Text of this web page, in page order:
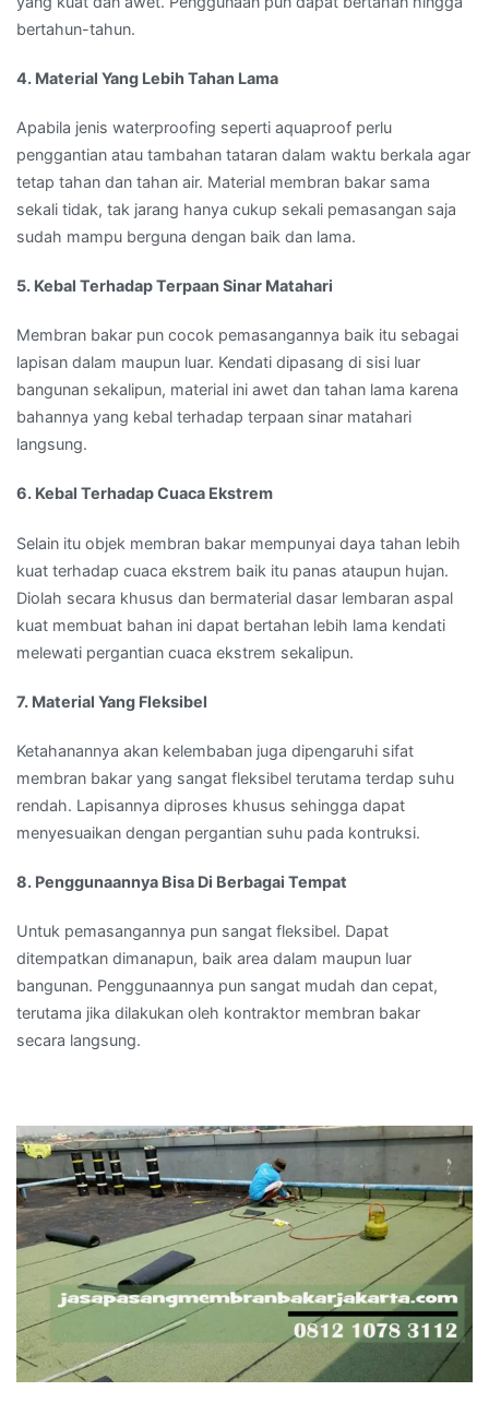
bertahun-tahun.
4. Material Yang Lebih Tahan Lama
Apabila jenis waterproofing seperti aquaproof perlu
penggantian atau tambahan tataran dalam waktu berkala agar
tetap tahan dan tahan air. Material membran bakar sama
sekali tidak, tak jarang hanya cukup sekali pemasangan saja
sudah mampu berguna dengan baik dan lama.
5. Kebal Terhadap Terpaan Sinar Matahari
Membran bakar pun cocok pemasangannya baik itu sebagai
lapisan dalam maupun luar. Kendati dipasang di sisi luar
bangunan sekalipun, material ini awet dan tahan lama karena
bahannya yang kebal terhadap terpaan sinar matahari
langsung.
6. Kebal Terhadap Cuaca Ekstrem
Selain itu objek membran bakar mempunyai daya tahan lebih
kuat terhadap cuaca ekstrem baik itu panas ataupun hujan.
Diolah secara khusus dan bermaterial dasar lembaran aspal
kuat membuat bahan ini dapat bertahan lebih lama kendati
melewati pergantian cuaca ekstrem sekalipun.
7. Material Yang Fleksibel
Ketahanannya akan kelembaban juga dipengaruhi sifat
membran bakar yang sangat fleksibel terutama terdap suhu
rendah. Lapisannya diproses khusus sehingga dapat
menyesuaikan dengan pergantian suhu pada kontruksi.
8. Penggunaannya Bisa Di Berbagai Tempat
Untuk pemasangannya pun sangat fleksibel. Dapat
ditempatkan dimanapun, baik area dalam maupun luar
bangunan. Penggunaannya pun sangat mudah dan cepat,
terutama jika dilakukan oleh kontraktor membran bakar
secara langsung.